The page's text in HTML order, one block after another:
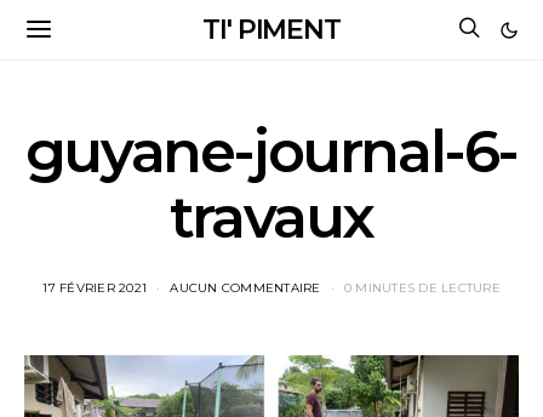
TI' PIMENT
guyane-journal-6-
travaux
17 FÉVRIER 2021 AUCUN COMMENTAIRE 0 MINUTES DE LECTURE